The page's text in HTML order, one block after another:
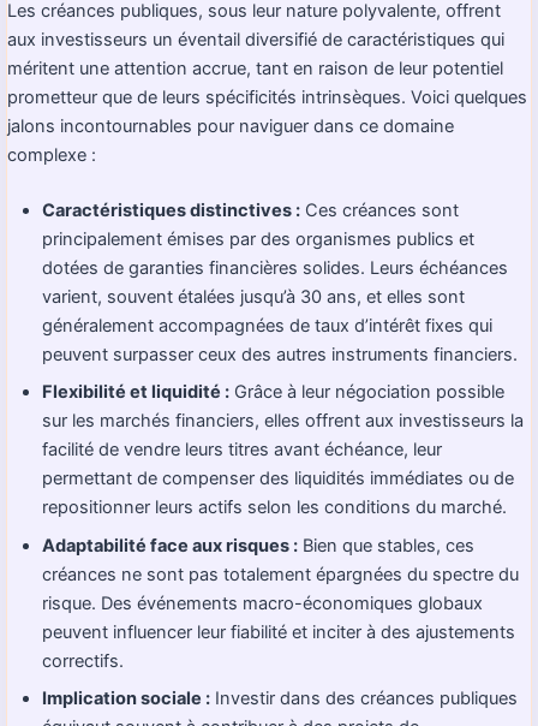
Les créances publiques, sous leur nature polyvalente, offrent
aux investisseurs un éventail diversifié de caractéristiques qui
méritent une attention accrue, tant en raison de leur potentiel
prometteur que de leurs spécificités intrinsèques. Voici quelques
jalons incontournables pour naviguer dans ce domaine
complexe :
Caractéristiques distinctives : Ces créances sont
principalement émises par des organismes publics et
dotées de garanties financières solides. Leurs échéances
varient, souvent étalées jusqu’à 30 ans, et elles sont
généralement accompagnées de taux d’intérêt fixes qui
peuvent surpasser ceux des autres instruments financiers.
Flexibilité et liquidité : Grâce à leur négociation possible
sur les marchés financiers, elles offrent aux investisseurs la
facilité de vendre leurs titres avant échéance, leur
permettant de compenser des liquidités immédiates ou de
repositionner leurs actifs selon les conditions du marché.
Adaptabilité face aux risques : Bien que stables, ces
créances ne sont pas totalement épargnées du spectre du
risque. Des événements macro-économiques globaux
peuvent influencer leur fiabilité et inciter à des ajustements
correctifs.
Implication sociale : Investir dans des créances publiques